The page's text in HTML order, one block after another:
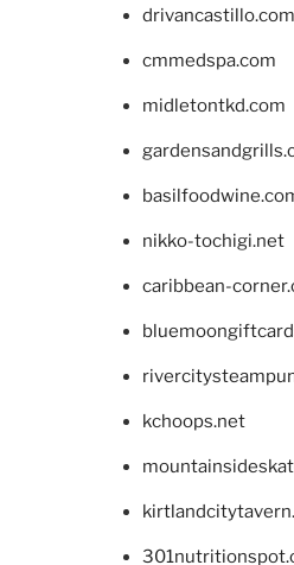
drivancastillo.com
cmmedspa.com
midletontkd.com
nikko-tochigi.net
caribbean-
kchoops.net